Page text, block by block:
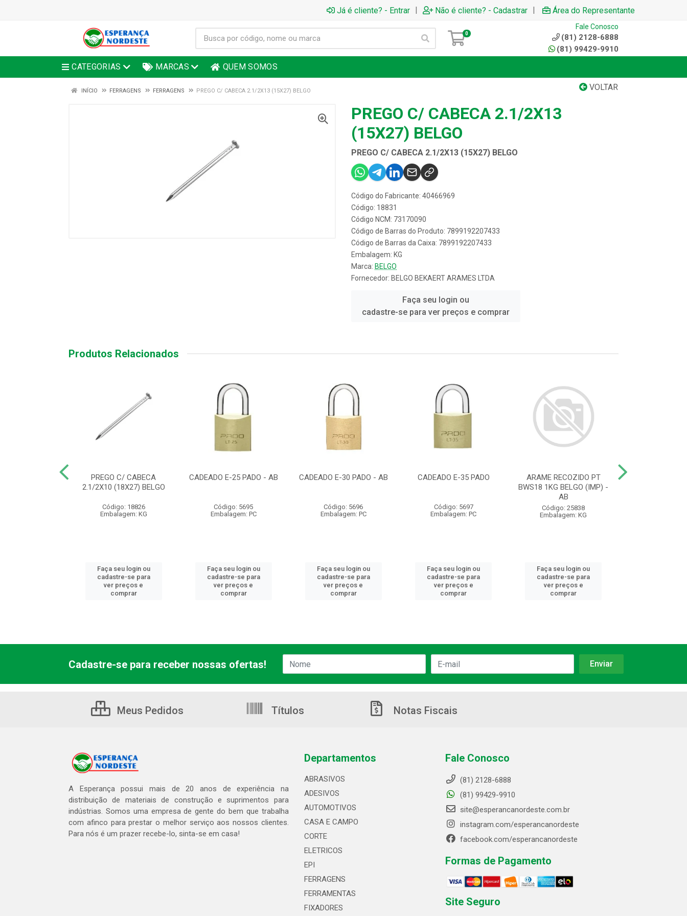
Já é cliente? - Entrar | Não é cliente? - Cadastrar | Área do Representante
0
Fale Conosco
(81) 2128-6888
(81) 99429-9910
CATEGORIAS MARCAS QUEM SOMOS
VOLTAR
INÍCIO FERRAGENS FERRAGENS PREGO C/ CABECA 2.1/2X13 (15X27) BELGO
PREGO C/ CABECA 2.1/2X13
(15X27) BELGO
PREGO C/ CABECA 2.1/2X13 (15X27) BELGO
Código do Fabricante: 40466969
Código: 18831
Código NCM: 73170090
Código de Barras do Produto: 7899192207433
Código de Barras da Caixa: 7899192207433
Embalagem: KG
Marca: BELGO
Fornecedor: BELGO BEKAERT ARAMES LTDA
Faça seu login ou
cadastre-se para ver preços e comprar
Produtos Relacionados
PREGO C/ CABECA
2.1/2X10 (18X27) BELGO
Código: 18826
Embalagem: KG
Faça seu login ou
cadastre-se para
ver preços e
comprar
CADEADO E-25 PADO - AB
Código: 5695
Embalagem: PC
Faça seu login ou
cadastre-se para
ver preços e
comprar
CADEADO E-30 PADO - AB
Código: 5696
Embalagem: PC
Faça seu login ou
cadastre-se para
ver preços e
comprar
CADEADO E-35 PADO
Código: 5697
Embalagem: PC
Faça seu login ou
cadastre-se para
ver preços e
comprar
ARAME RECOZIDO PT
BWS18 1KG BELGO (IMP) -
AB
Código: 25838
Embalagem: KG
Faça seu login ou
cadastre-se para
ver preços e
comprar
Cadastre-se para receber nossas ofertas!
Meus Pedidos Títulos Notas Fiscais
A Esperança possui mais de 20 anos de experiência na
distribuição de materiais de construção e suprimentos para
indústrias. Somos uma empresa de gente do bem que trabalha
com afinco para prestar o melhor serviço aos nossos clientes.
Para nós é um prazer recebe-lo, sinta-se em casa!
Departamentos
ABRASIVOS
ADESIVOS
AUTOMOTIVOS
CASA E CAMPO
CORTE
ELETRICOS
EPI
FERRAGENS
FERRAMENTAS
FIXADORES
Fale Conosco
(81) 2128-6888
(81) 99429-9910
site@esperancanordeste.com.br
instagram.com/esperancanordeste
facebook.com/esperancanordeste
Formas de Pagamento
Site Seguro